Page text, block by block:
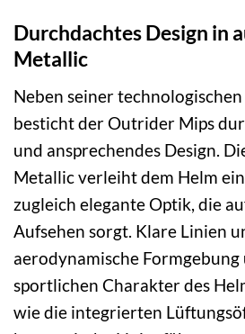
Durchdachtes Design in
Metallic
Neben seiner
besticht der Outrider Mips
und ansprechendes Design.
Metallic verleiht dem Helm
zugleich elegante Optik, die
Aufsehen sorgt. Klare Linien
aerodynamische
sportlichen Charakter des
wie die integrierten